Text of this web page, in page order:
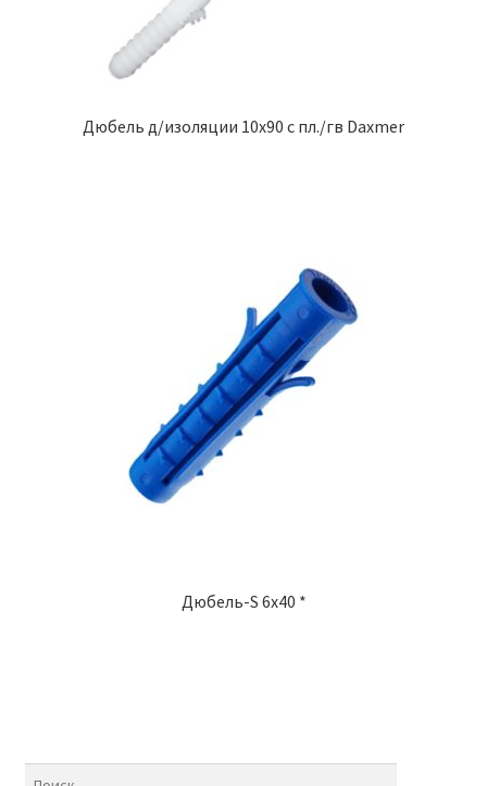
Дюбель д/изоляции 10х90 с пл./гв Daxmer
Дюбель-S 6х40 *